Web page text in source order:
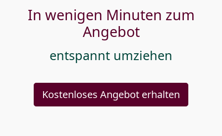
In wenigen Minuten zum
Angebot
entspannt umziehen
Kostenloses Angebot erhalten